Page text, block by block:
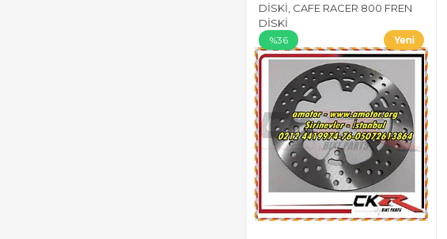
DİSKİ, CAFE RACER 800 FREN
DİSKİ
%36